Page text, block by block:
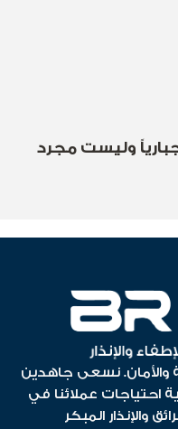
وليست مجرد
والأمان. نسعى جاهدين
احتياجات عملائنا في
والإنذار المبكر